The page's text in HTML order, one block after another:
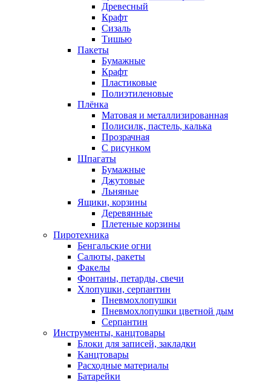
Древесный
Крафт
Сизаль
Тишью
Пакеты
Бумажные
Крафт
Пластиковые
Полиэтиленовые
Плёнка
Матовая и металлизированная
Полисилк, пастель, калька
Прозрачная
С рисунком
Шпагаты
Бумажные
Джутовые
Льняные
Ящики, корзины
Деревянные
Плетеные корзины
Пиротехника
Бенгальские огни
Салюты, ракеты
Факелы
Фонтаны, петарды, свечи
Хлопушки, серпантин
Пневмохлопушки
Пневмохлопушки цветной дым
Серпантин
Инструменты, канцтовары
Блоки для записей, закладки
Канцтовары
Расходные материалы
Батарейки